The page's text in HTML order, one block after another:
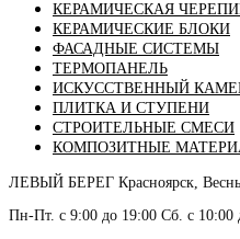
КЕРАМИЧЕСКАЯ
КЕРАМИЧЕСКИЕ БЛОКИ
ФАСАДНЫЕ СИСТЕМЫ
ТЕРМОПАНЕЛЬ
ИСКУССТВЕННЫЙ
ПЛИТКА И СТУПЕНИ
СТРОИТЕЛЬНЫЕ СМЕСИ
КОМПОЗИТНЫЕ
ЛЕВЫЙ БЕРЕГ Красноярск,
Пн-Пт. с 9:00 до 19:00 Сб. с 10:00